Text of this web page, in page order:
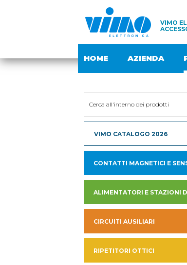
VIMO
HOME AZIENDA
VIMO CATALOGO 2026
CONTATTI MAGNETICI E
CIRCUITI AUSILIARI
RIPETITORI OTTICI